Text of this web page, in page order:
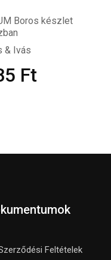
Boros készlet
& Ivás
Ft
Feltételek